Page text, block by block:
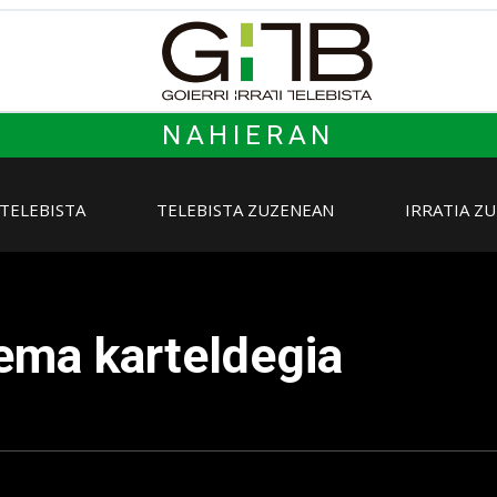
NAHIERAN
TELEBISTA ZUZENEAN IRRATIA
karteldegia